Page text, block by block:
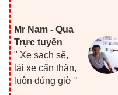
Mr Nam - Qua
Trực tuyến
" Xe sạch sẽ,
lái xe cẩn thận,
luôn đúng giờ "